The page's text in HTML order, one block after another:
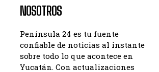
NOSOTROS
Península 24 es tu fuente
confiable de noticias al instante
sobre todo lo que acontece en
Yucatán. Con actualizaciones